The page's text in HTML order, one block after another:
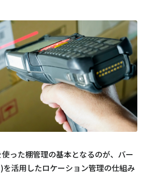
った棚管理の基本となるのが、バー
を活用したロケーション管理の仕組み